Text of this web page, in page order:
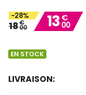
-28%
18€
00 13€
00
EN STOCK
LIVRAISON: